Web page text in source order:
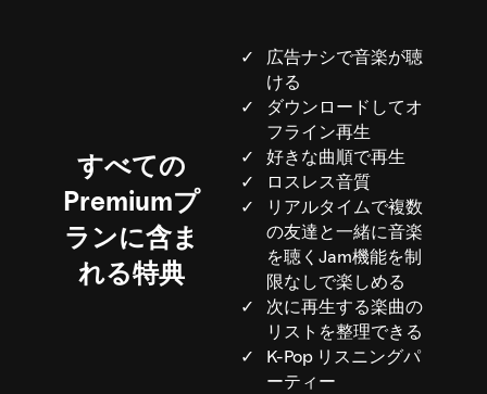
すべての
Premiumプ
ランに含ま
れる特典
広告ナシで音楽が聴
ける
ダウンロードしてオ
フライン再生
好きな曲順で再生
ロスレス音質
リアルタイムで複数
の友達と一緒に音楽
を聴くJam機能を制
限なしで楽しめる
次に再生する楽曲の
リストを整理できる
K-Pop リスニングパ
ーティー